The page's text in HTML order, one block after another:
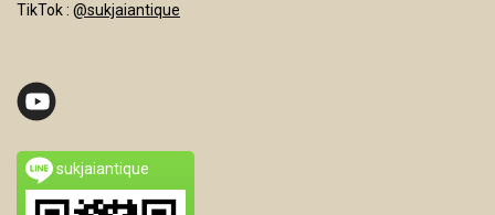
TikTok : @sukjaiantique
sukjaiantique